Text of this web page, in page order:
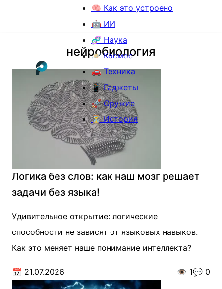
🧠 Как это устроено
🤖 ИИ
🧬 Наука
🪐 Космос
🚗 Техника
📱 Гаджеты
🚀 Оружие
⏳ История
нейробиология
Логика без слов: как наш мозг решает
задачи без языка!
Удивительное открытие: логические
способности не зависят от языковых навыков.
Как это меняет наше понимание интеллекта?
📅 21.07.2026 👁️ 1💬 0